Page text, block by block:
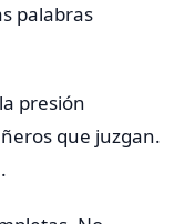
palabras
presión
que juzgan.